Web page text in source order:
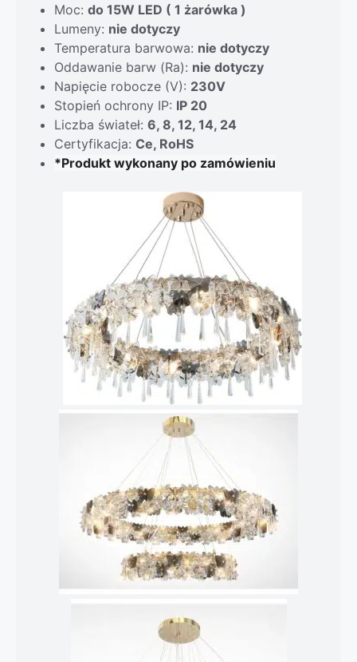
Moc: do 15W LED ( 1 żarówka )
Lumeny: nie dotyczy
Temperatura barwowa: nie dotyczy
Oddawanie barw (Ra): nie dotyczy
Napięcie robocze (V): 230V
Stopień ochrony IP: IP 20
Liczba świateł: 6, 8, 12, 14, 24
Certyfikacja: Ce, RoHS
*Produkt wykonany po zamówieniu